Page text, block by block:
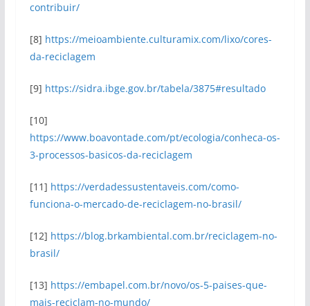
contribuir/
[8] https://meioambiente.culturamix.com/lixo/cores-
da-reciclagem
[9] https://sidra.ibge.gov.br/tabela/3875#resultado
[10]
https://www.boavontade.com/pt/ecologia/conheca-os-
3-processos-basicos-da-reciclagem
[11] https://verdadessustentaveis.com/como-
funciona-o-mercado-de-reciclagem-no-brasil/
[12] https://blog.brkambiental.com.br/reciclagem-no-
brasil/
[13] https://embapel.com.br/novo/os-5-paises-que-
mais-reciclam-no-mundo/